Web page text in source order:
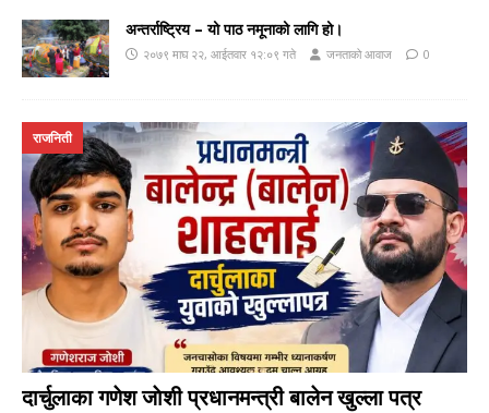
अन्तर्राष्ट्रिय – यो पाठ नमूनाको लागि हो।
२०७९ माघ २२, आईतवार १२:०९ गते जनताको आवाज 0
दार्चुलाका गणेश जाेशी प्रधानमन्त्री बालेन खुल्ला पत्र
राजनिती